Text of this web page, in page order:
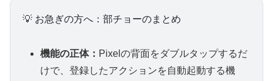
💡 お急ぎの方へ：部チョーのまとめ
機能の正体： Pixelの背面をダブルタップするだ
けで、登録したアクションを自動起動する機